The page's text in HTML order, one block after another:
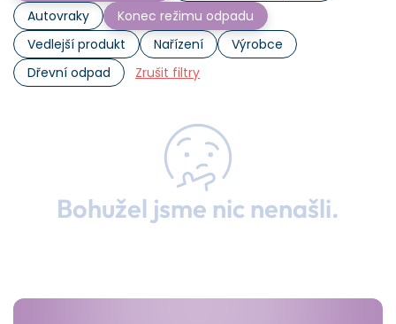
Autovraky
Konec režimu odpadu
Vedlejší produkt
Nařízení
Výrobce
Dřevní odpad
Zrušit filtry
Bohužel jsme nic nenašli.